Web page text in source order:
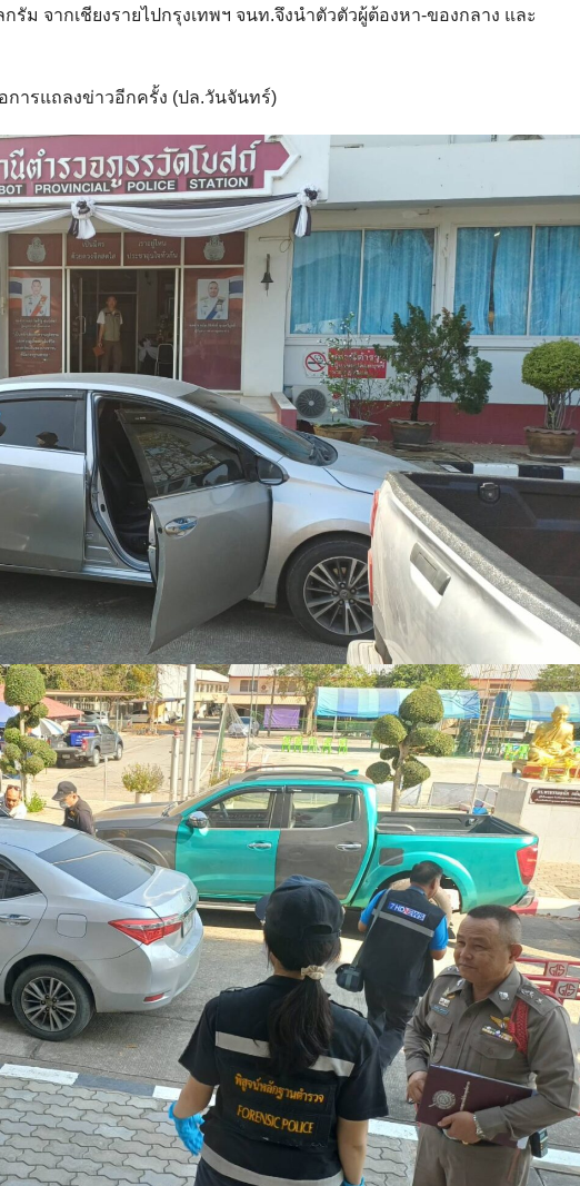
รัม จากเชียงรายไปกรุงเทพฯ จนท.จึงนำตัวตัวผู้ต้องหา-ของกลาง และ
การแถลงข่าวอีกครั้ง (ปล.วันจันทร์)